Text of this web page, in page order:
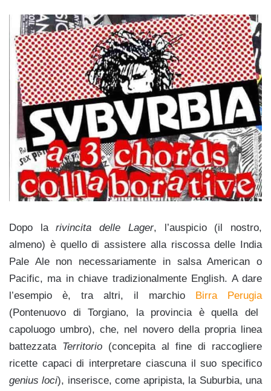
Dopo larivincita delle Lager, l’auspicio (il nostro,
almeno) è quello di assistere alla riscossa delle India
Pale Ale non necessariamente in salsa American o
Pacific, ma in chiave tradizionalmente English. A dare
l’esempio è, tra altri, il marchio Birra Perugia
(Pontenuovo di Torgiano, la provincia è quella del
capoluogo umbro), che, nel novero della propria linea
battezzata Territorio (concepita al fine di raccogliere
ricette capaci di interpretare ciascuna il suo specifico
genius loci), inserisce, come apripista, la Suburbia, una